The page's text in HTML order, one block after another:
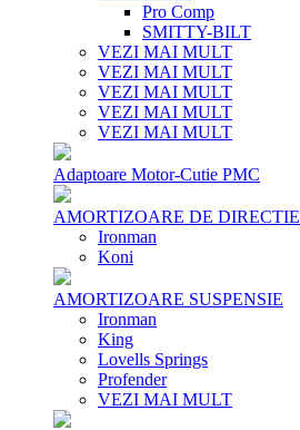
Pro Comp
SMITTY-BILT
VEZI MAI MULT
VEZI MAI MULT
VEZI MAI MULT
VEZI MAI MULT
VEZI MAI MULT
Adaptoare Motor-Cutie PMC
AMORTIZOARE DE DIRECTIE
Ironman
Koni
AMORTIZOARE SUSPENSIE
Ironman
King
Lovells Springs
Profender
VEZI MAI MULT